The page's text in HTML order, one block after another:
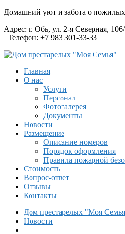
Домашний уют и забота о пожилых
Адрес: г. Обь, ул. 2-я Северная,
Телефон: +7 983 301-33-33
Главная
О нас
Услуги
Персонал
Фотогалерея
Документы
Новости
Размещение
Описание номеров
Порядок оформления
Правила пожарной
Стоимость
Вопрос-ответ
Отзывы
Контакты
Дом престарелых "Моя
Новости